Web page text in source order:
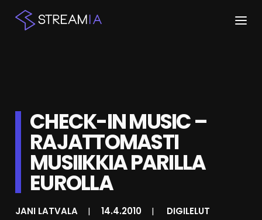
STREAMIT
KESKUSTELU
SHOP
HAKU
CHECK-IN MUSIC –
RAJATTOMASTI
MUSIIKKIA PARILLA
EUROLLA
JANI LATVALA | 14.4.2010 | DIGILELUT